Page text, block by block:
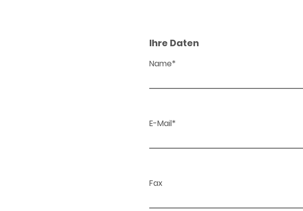
Ihre Daten
Name*
E-Mail*
Fax